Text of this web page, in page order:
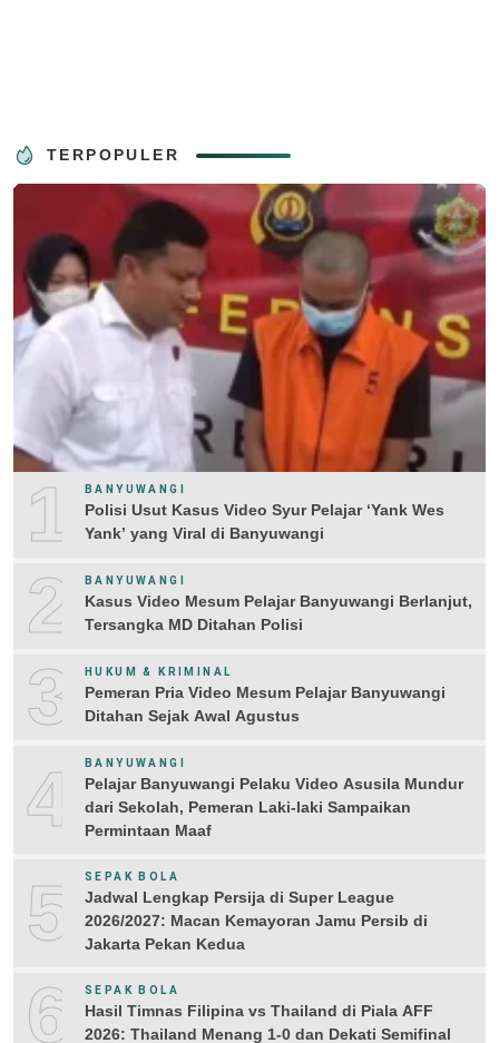
TERPOPULER
1 BANYUWANGI
Polisi Usut Kasus Video Syur Pelajar ‘Yank Wes
Yank’ yang Viral di Banyuwangi
2 BANYUWANGI
Kasus Video Mesum Pelajar Banyuwangi Berlanjut,
Tersangka MD Ditahan Polisi
3 HUKUM & KRIMINAL
Pemeran Pria Video Mesum Pelajar Banyuwangi
Ditahan Sejak Awal Agustus
4 BANYUWANGI
Pelajar Banyuwangi Pelaku Video Asusila Mundur
dari Sekolah, Pemeran Laki-laki Sampaikan
Permintaan Maaf
5 SEPAK BOLA
Jadwal Lengkap Persija di Super League
2026/2027: Macan Kemayoran Jamu Persib di
Jakarta Pekan Kedua
6 SEPAK BOLA
Hasil Timnas Filipina vs Thailand di Piala AFF
2026: Thailand Menang 1-0 dan Dekati Semifinal